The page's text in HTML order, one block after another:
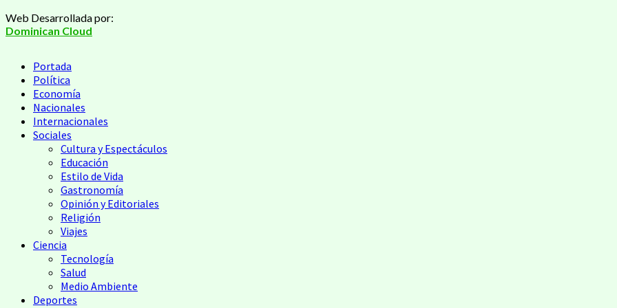
Saltar
al
Web Desarrollada por:
Dominican Cloud
Menú
principal
Portada
Política
Economía
Nacionales
Internacionales
Sociales
Cultura y Espectáculos
Educación
Estilo de Vida
Gastronomía
Opinión y Editoriales
Religión
Viajes
Ciencia
Tecnología
Salud
Medio Ambiente
Deportes